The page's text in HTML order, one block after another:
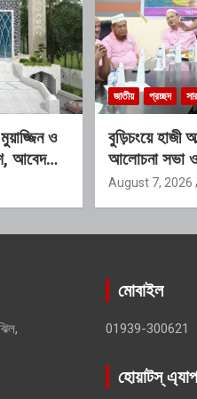
ও
আবেদনের
জাতীয় প্রচ্ছদ
বুড়িচংয়ে হাজী
আলোচনা সভা
নতুন কার্যনির্বাহী
August 7, 2026
মোবাইল
01939-300621
হোয়াটস্ এ্যাপ